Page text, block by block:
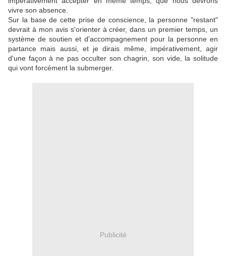
vivre son absence.
Sur la base de cette prise de conscience, la personne "restant"
devrait à mon avis s'orienter à créer, dans un premier temps, un
système de soutien et d'accompagnement pour la personne en
partance mais aussi, et je dirais même, impérativement, agir
d'une façon à ne pas occulter son chagrin, son vide, la solitude
qui vont forcément la submerger.
Publicité